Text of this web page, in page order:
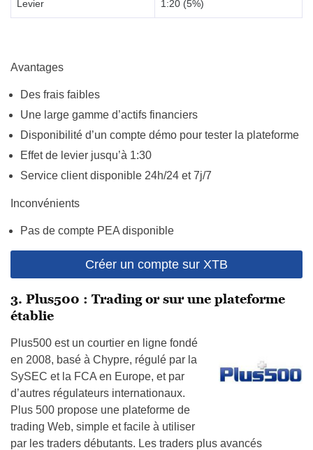
Levier 1:20 (5%)
Avantages
Des frais faibles
Une large gamme d’actifs financiers
Disponibilité d’un compte démo pour tester la plateforme
Effet de levier jusqu’à 1:30
Service client disponible 24h/24 et 7j/7
Inconvénients
Pas de compte PEA disponible
Créer un compte sur XTB
3. Plus500 : Trading or sur une plateforme
établie
Plus500 est un courtier en ligne fondé
en 2008, basé à Chypre, régulé par la
SySEC et la FCA en Europe, et par
d’autres régulateurs internationaux.
Plus 500 propose une plateforme de
trading Web, simple et facile à utiliser
par les traders débutants. Les traders plus avancés